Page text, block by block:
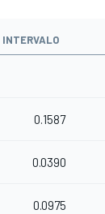
INTERVALO
0.1587
0.0390
0.0975